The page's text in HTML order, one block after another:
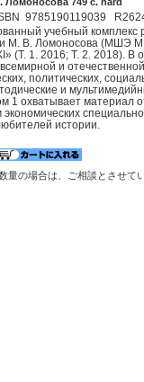
9785190119039
учебный
М. В. Ломоносова (МШЭ
(Т. 1. 2016; Т. 2. 2018). В
и
политических,
и
1 охватывает материал
экономических
истории.
量の場合は、ご相談とさせて